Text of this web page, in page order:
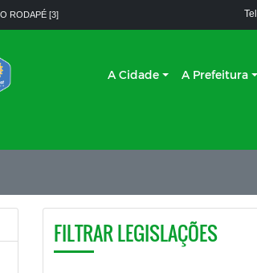
O RODAPÉ [3]
A Cidade A Prefeitura
FILTRAR LEGISLAÇÕES